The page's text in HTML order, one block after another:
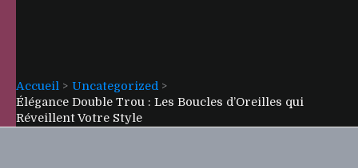
Accueil
Uncategorized
Élégance Double Trou : Les Boucles d’Oreilles qui
Réveillent Votre Style